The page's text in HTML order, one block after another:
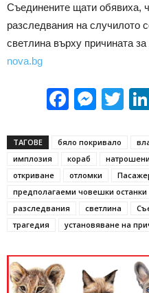
Съединените щати обявиха,
разследвания на случилото
светлина върху причината за
nova.bg
ТАГОВЕ бяло покривало
имплозия
кораб
откриване
отломки
предполагаеми човешки останки
разследвания
светлина
трагедия
установяване на